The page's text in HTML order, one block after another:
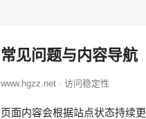
常见问题与内容导航
www.hgzz.net · 访问稳定性
页面内容会根据站点状态持续